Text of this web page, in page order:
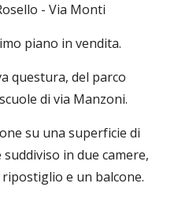
- Via Monti
piano in vendita.
questura, del parco
di via Manzoni.
su una superficie di
in due camere,
e un balcone.